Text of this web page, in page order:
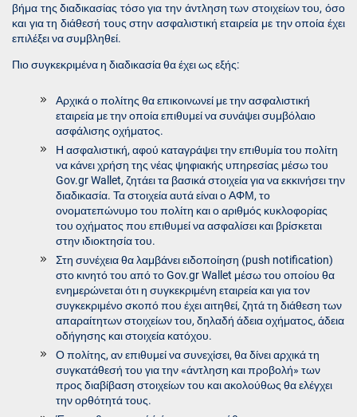
βήμα της διαδικασίας τόσο για την άντληση των στοιχείων του, όσο
και για τη διάθεσή τους στην ασφαλιστική εταιρεία με την οποία έχει
επιλέξει να συμβληθεί.
Πιο συγκεκριμένα η διαδικασία θα έχει ως εξής:
Αρχικά ο πολίτης θα επικοινωνεί με την ασφαλιστική
εταιρεία με την οποία επιθυμεί να συνάψει συμβόλαιο
ασφάλισης οχήματος.
Η ασφαλιστική, αφού καταγράψει την επιθυμία του πολίτη
να κάνει χρήση της νέας ψηφιακής υπηρεσίας μέσω του
Gov.gr Wallet, ζητάει τα βασικά στοιχεία για να εκκινήσει την
διαδικασία. Τα στοιχεία αυτά είναι ο ΑΦΜ, το
ονοματεπώνυμο του πολίτη και ο αριθμός κυκλοφορίας
του οχήματος που επιθυμεί να ασφαλίσει και βρίσκεται
στην ιδιοκτησία του.
Στη συνέχεια θα λαμβάνει ειδοποίηση (push notification)
στο κινητό του από το Gov.gr Wallet μέσω του οποίου θα
ενημερώνεται ότι η συγκεκριμένη εταιρεία και για τον
συγκεκριμένο σκοπό που έχει αιτηθεί, ζητά τη διάθεση των
απαραίτητων στοιχείων του, δηλαδή άδεια οχήματος, άδεια
οδήγησης και στοιχεία κατόχου.
Ο πολίτης, αν επιθυμεί να συνεχίσει, θα δίνει αρχικά τη
συγκατάθεσή του για την «άντληση και προβολή» των
προς διαβίβαση στοιχείων του και ακολούθως θα ελέγχει
την ορθότητά τους.